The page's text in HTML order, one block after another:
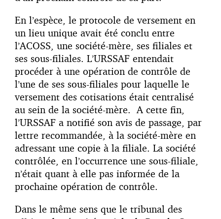
En l’espèce, le protocole de versement en
un lieu unique avait été conclu entre
l’ACOSS, une société-mère, ses filiales et
ses sous-filiales. L’URSSAF entendait
procéder à une opération de contrôle de
l’une de ses sous-filiales pour laquelle le
versement des cotisations était centralisé
au sein de la société-mère. A cette fin,
l’URSSAF a notifié son avis de passage, par
lettre recommandée, à la société-mère en
adressant une copie à la filiale. La société
contrôlée, en l’occurrence une sous-filiale,
n’était quant à elle pas informée de la
prochaine opération de contrôle.
Dans le même sens que le tribunal des